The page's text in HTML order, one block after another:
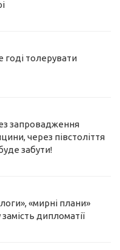
годі толерувати
запровадження
через півстоліття
забути!
«мирні плани»
дипломатії